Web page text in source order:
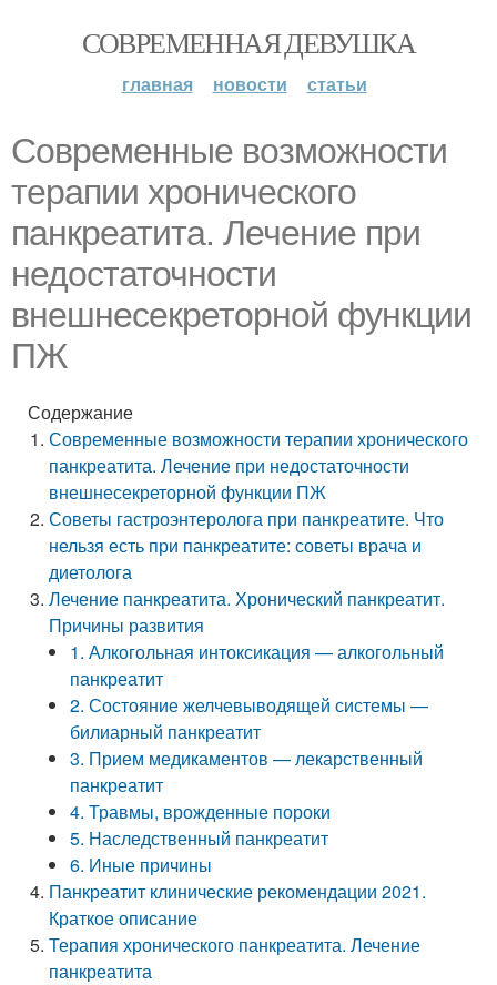
СОВРЕМЕННАЯ ДЕВУШКА
главная новости статьи
Современные возможности
терапии хронического
панкреатита. Лечение при
недостаточности
внешнесекреторной функции
ПЖ
Содержание
Современные возможности терапии хронического
панкреатита. Лечение при недостаточности
внешнесекреторной функции ПЖ
Советы гастроэнтеролога при панкреатите. Что
нельзя есть при панкреатите: советы врача и
диетолога
Лечение панкреатита. Хронический панкреатит.
Причины развития
1. Алкогольная интоксикация — алкогольный
панкреатит
2. Состояние желчевыводящей системы —
билиарный панкреатит
3. Прием медикаментов — лекарственный
панкреатит
4. Травмы, врожденные пороки
5. Наследственный панкреатит
6. Иные причины
Панкреатит клинические рекомендации 2021.
Краткое описание
Терапия хронического панкреатита. Лечение
панкреатита